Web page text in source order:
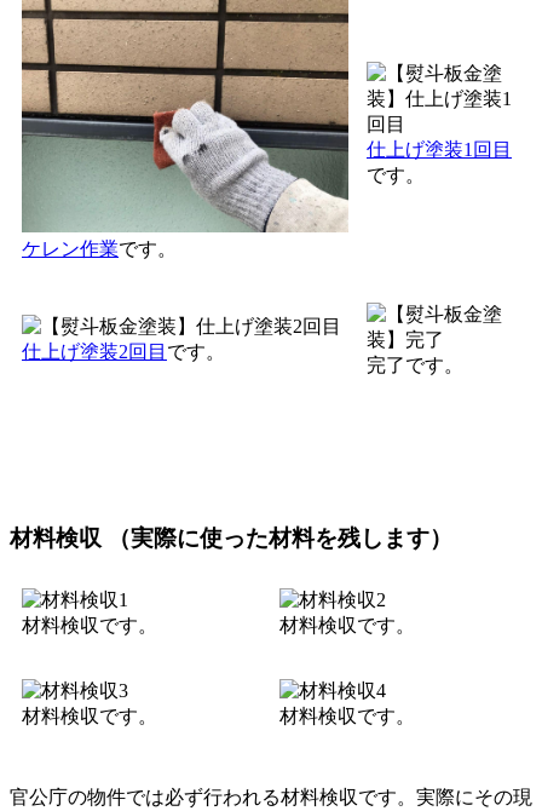
ケレン作業です。
仕上げ塗装1回目
です。
仕上げ塗装2回目 です。
完了です。
材料検収 （実際に使った材料を残します）
材料検収です。 材料検収です。
材料検収です。 材料検収です。
官公庁の物件では必ず行われる材料検収です。実際にその現